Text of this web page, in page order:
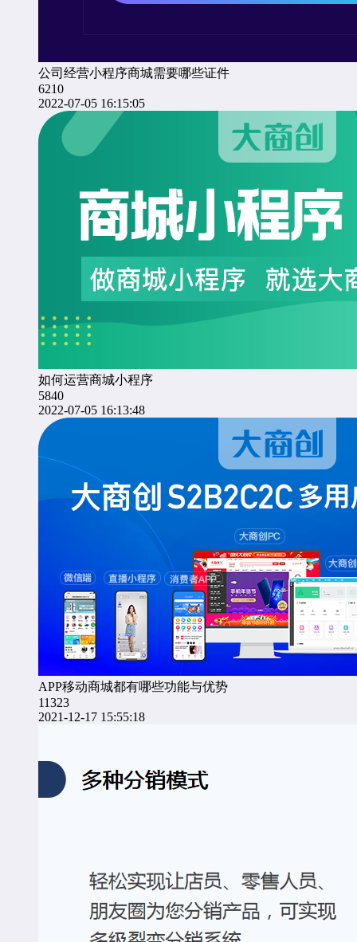
公司经营小程序商城需要哪些证件
6210
2022-07-05 16:15:05
如何运营商城小程序
5840
2022-07-05 16:13:48
APP移动商城都有哪些功能与优势
11323
2021-12-17 15:55:18